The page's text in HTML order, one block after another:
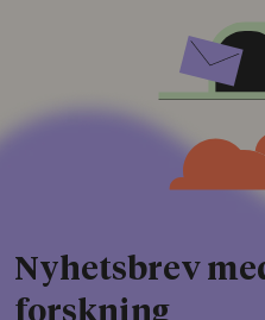
Nyhetsbrev
forskning